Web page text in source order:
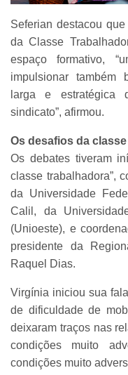
Seferian destacou
da Classe
espaço formativo,
impulsionar também
larga e estratégica
sindicato”, afirmou.
Os desafios da
Os debates tiveram
classe trabalhadora”,
da Universidade
Calil, da
(Unioeste), e
presidente da
Raquel Dias.
Virgínia iniciou sua
de dificuldade de
deixaram traços nas
condições muito
condições muito